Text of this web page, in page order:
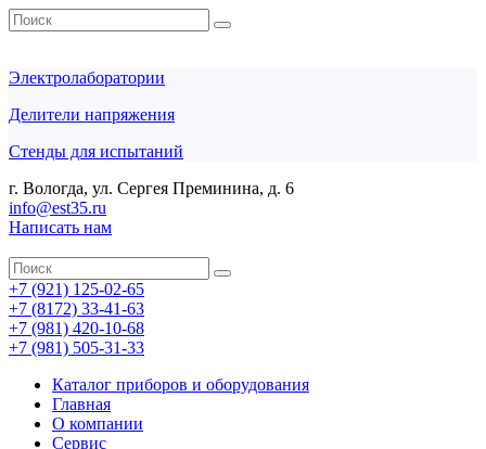
Электролаборатории
Делители напряжения
Стенды для испытаний
г. Вологда, ул. Сергея Преминина, д. 6
info@est35.ru
Написать нам
+7 (921) 125-02-65
+7 (8172) 33-41-63
+7 (981) 420-10-68
+7 (981) 505-31-33
Каталог приборов и оборудования
Главная
О компании
Сервис